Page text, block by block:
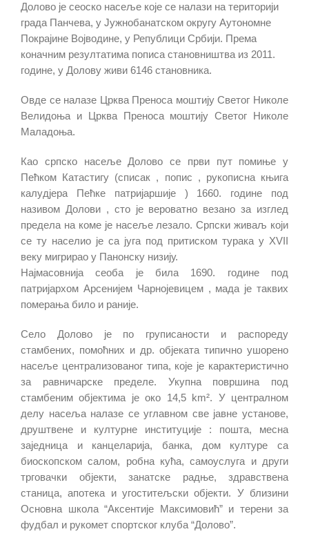
Долово је сеоско насеље које се налази на територији
града Панчева, у Јужнобанатском округу Аутономне
Покрајине Војводине, у Републици Србији. Према
коначним резултатима пописа становништва из 2011.
године, у Долову живи 6146 становника.
Овде се налазе Црква Преноса моштију Светог Николе
Велидоња и Црква Преноса моштију Светог Николе
Маладоња.
Као српско насеље Долово се први пут помиње у
Пећком Катастигу (списак , попис , рукописна књига
калудјера Пећке патријаршије ) 1660. године под
називом Долови , сто је вероватно везано за изглед
предела на коме је насеље лезало. Српски живаљ који
се ту населио је са југа под притиском турака у XVII
веку мигрирао у Панонску низију.
Најмасовнија сеоба је била 1690. године под
патријархом Арсенијем Чарнојевицем , мада је таквих
померања било и раније.
Село Долово је по груписаности и распореду
стамбених, помоћних и др. објеката типично ушорено
насеље централизованог типа, које је карактеристично
за равничарске пределе. Укупна површина под
стамбеним објектима је око 14,5 km². У централном
делу насеља налазе се углавном све јавне установе,
друштвене и културне институције : пошта, месна
заједница и канцеларија, банка, дом културе са
биоскопском салом, робна кућа, самоуслуга и други
трговачки објекти, занатске радње, здравствена
станица, апотека и угоститељски објекти. У близини
Основна школа “Аксентије Максимовић” и терени за
фудбал и рукомет спортског клуба “Долово”.